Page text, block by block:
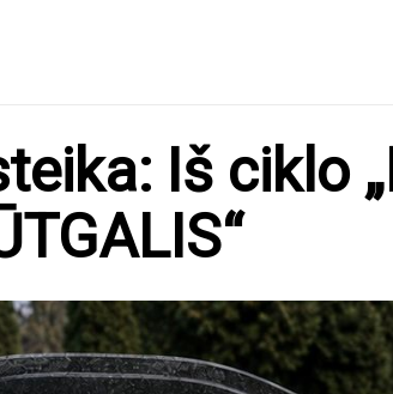
Iš ciklo